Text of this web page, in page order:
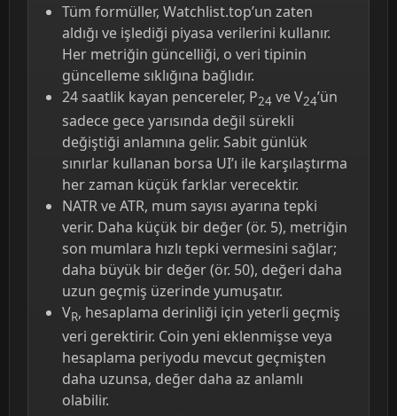
Tüm formüller, Watchlist.top’un zaten
aldığı ve işlediği piyasa verilerini kullanır.
Her metriğin güncelliği, o veri tipinin
güncelleme sıklığına bağlıdır.
24 saatlik kayan pencereler, P24 ve V24’ün
sadece gece yarısında değil sürekli
değiştiği anlamına gelir. Sabit günlük
sınırlar kullanan borsa UI’ı ile karşılaştırma
her zaman küçük farklar verecektir.
NATR ve ATR, mum sayısı ayarına tepki
verir. Daha küçük bir değer (ör. 5), metriğin
son mumlara hızlı tepki vermesini sağlar;
daha büyük bir değer (ör. 50), değeri daha
uzun geçmiş üzerinde yumuşatır.
VR, hesaplama derinliği için yeterli geçmiş
veri gerektirir. Coin yeni eklenmişse veya
hesaplama periyodu mevcut geçmişten
daha uzunsa, değer daha az anlamlı
olabilir.